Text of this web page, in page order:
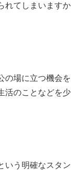
れてしまいますか
の場に立つ機会を
活のことなどを少
いう明確なスタン